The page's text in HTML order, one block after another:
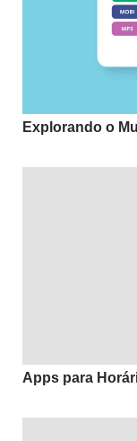
Explorando o
Apps para